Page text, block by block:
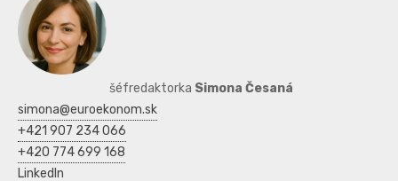
šéfredaktorka Simona Česaná
simona@euroekonom.sk
+421 907 234 066
+420 774 699 168
LinkedIn